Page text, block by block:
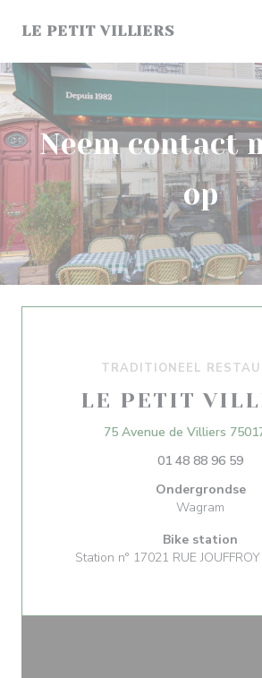
LE PETIT VILLIERS
Neem contact
op
TRADITIONEEL
LE PETIT
75 Avenue de Villiers
01 48 88 96 59
Ondergrondse
Wagram
Bike station
Station n° 17021 RUE